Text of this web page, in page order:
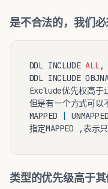
是不合法的，我们
DDL INCLUDE ALL,
DDL INCLUDE
Exclude优先权高于
但是有一个方式可
MAPPED
| UNMAPPED
指定MAPPED ,表示
类型的优先级高于其